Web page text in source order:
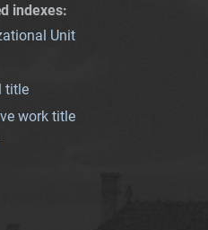
indexes:
Unit
title
work title